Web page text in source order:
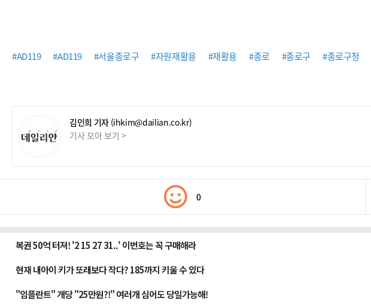
#AD119 #AD119 #서울종로구 #자원재활용 #재활용 #종로 #종로구 #종로구청
김인희 기자 (ihkim@dailian.co.kr)
기사 모아 보기 >
0